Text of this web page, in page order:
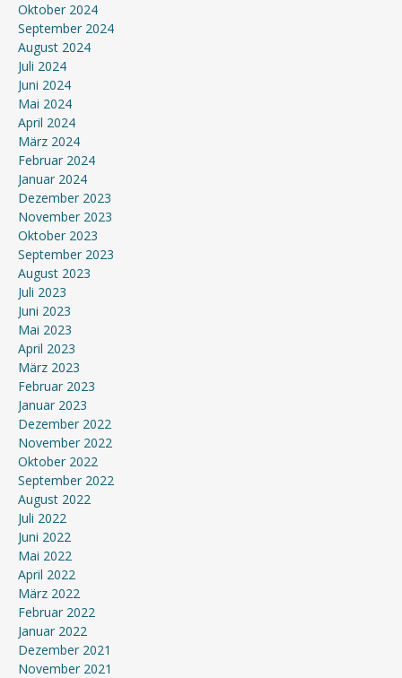
Oktober 2024
September 2024
August 2024
Juli 2024
Juni 2024
Mai 2024
April 2024
März 2024
Februar 2024
Januar 2024
Dezember 2023
November 2023
Oktober 2023
September 2023
August 2023
Juli 2023
Juni 2023
Mai 2023
April 2023
März 2023
Februar 2023
Januar 2023
Dezember 2022
November 2022
Oktober 2022
September 2022
August 2022
Juli 2022
Juni 2022
Mai 2022
April 2022
März 2022
Februar 2022
Januar 2022
Dezember 2021
November 2021